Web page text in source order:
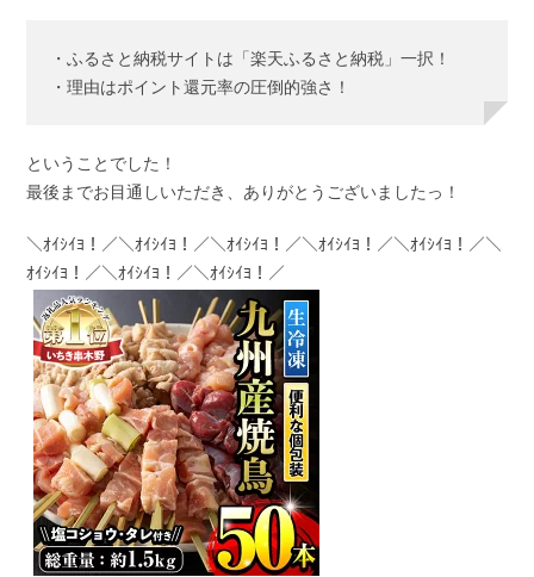
・ふるさと納税サイトは「楽天ふるさと納税」一択！
・理由はポイント還元率の圧倒的強さ！
ということでした！
最後までお目通しいただき、ありがとうございましたっ！
＼ｵｲｼｲﾖ！／＼ｵｲｼｲﾖ！／＼ｵｲｼｲﾖ！／＼ｵｲｼｲﾖ！／＼ｵｲｼｲﾖ！／＼
ｵｲｼｲﾖ！／＼ｵｲｼｲﾖ！／＼ｵｲｼｲﾖ！／